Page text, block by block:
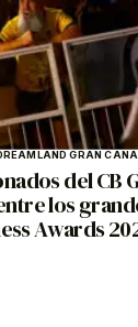
GRAN
del CB
los
Awards